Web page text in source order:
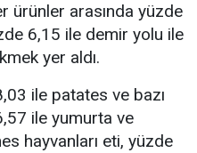
ürünler arasında yüzde
6,15 ile demir yolu ile
yer aldı.
ile patates ve bazı
ile yumurta ve
hayvanları eti, yüzde